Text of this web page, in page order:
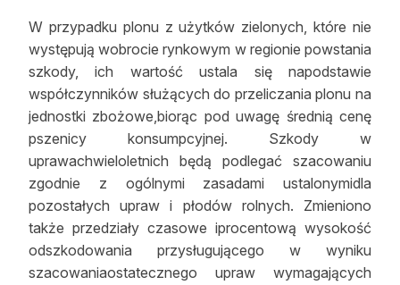
W przypadku plonu z użytków zielonych, które nie
występują wobrocie rynkowym w regionie powstania
szkody, ich wartość ustala się napodstawie
współczynników służących do przeliczania plonu na
jednostki zbożowe,biorąc pod uwagę średnią cenę
pszenicy konsumpcyjnej. Szkody w
uprawachwieloletnich będą podlegać szacowaniu
zgodnie z ogólnymi zasadami ustalonymidla
pozostałych upraw i płodów rolnych. Zmieniono
także przedziały czasowe iprocentową wysokość
odszkodowania przysługującego w wyniku
szacowaniaostatecznego upraw wymagających